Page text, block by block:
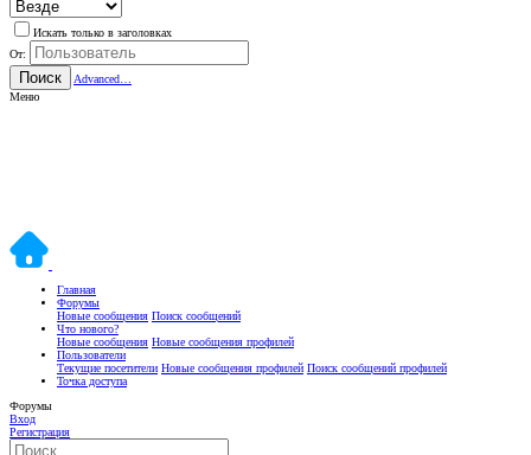
Искать только в заголовках
От:
Поиск
Advanced…
Меню
Главная
Форумы
Новые сообщения Поиск сообщений
Что нового?
Новые сообщения Новые сообщения профилей
Пользователи
Текущие посетители Новые сообщения профилей Поиск сообщений профилей
Точка доступа
Форумы
Вход
Регистрация